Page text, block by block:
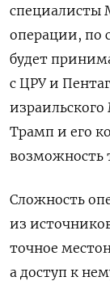
специалисты
операции, по
будет
с ЦРУ и
Трамп и его
возможность
Сложность
из
точное
а доступ к